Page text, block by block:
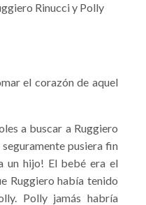
Rinucci y Polly
el corazón de aquel
a buscar a Ruggiero
pusiera fin
un hijo! El bebé era el
Ruggiero había tenido
Polly jamás habría